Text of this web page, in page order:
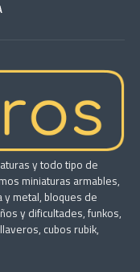
y todo tipo de
miniaturas armables,
metal, bloques de
y dificultades, funkos,
cubos rubik,